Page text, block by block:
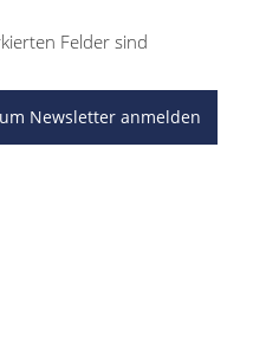
Felder sind
Newsletter anmelden